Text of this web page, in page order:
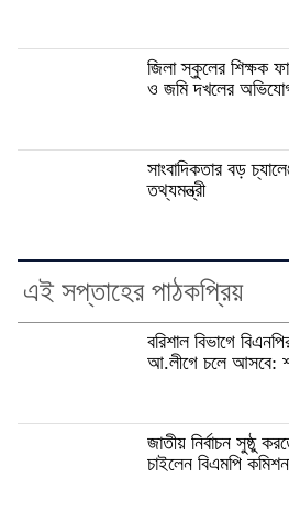
জিলা স্কুলের শিক্ষক
ও জমি দখলের
সাংবাদিকতার বড়
তথ্যমন্ত্রী
এই সপ্তাহের পাঠকপ্রিয়
বরিশাল বিভাগে
আ.লীগে চলে আসবে:
জাতীয় নির্বাচন সুষ্ঠু
চাইলেন বিএমপি